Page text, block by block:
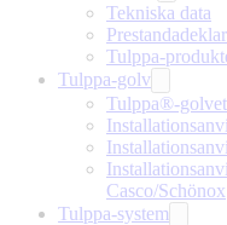
Tekniska data
Tulppa-
Tulppa-golv
Tulppa®-
Casco/Schönox
Tulppa-system